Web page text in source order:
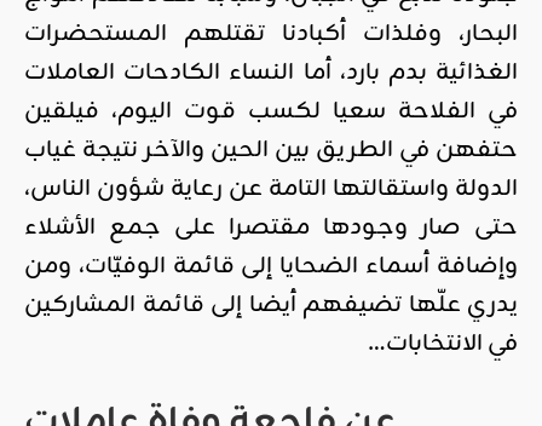
البحار، وفلذات أكبادنا تقتلهم المستحضرات
الغذائية بدم بارد، أما النساء الكادحات العاملات
في الفلاحة سعيا لكسب قوت اليوم، فيلقين
حتفهن في الطريق بين الحين والآخر نتيجة غياب
الدولة واستقالتها التامة عن رعاية شؤون الناس،
حتى صار وجودها مقتصرا على جمع الأشلاء
وإضافة أسماء الضحايا إلى قائمة الوفيّات، ومن
يدري علّها تضيفهم أيضا إلى قائمة المشاركين
في الانتخابات…